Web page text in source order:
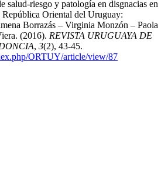
salud-riesgo y patología en disgnacias en
República Oriental del Uruguay:
Borrazás – Virginia Monzón – Paola
(2016). REVISTA URUGUAYA DE
, 3(2), 43-45.
ORTUY/article/view/87